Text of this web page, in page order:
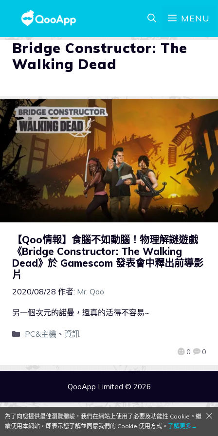
MENU
Bridge Constructor: The
Walking Dead
【Qoo情報】食腦不如動腦！物理解謎遊戲
《Bridge Constructor: The Walking
Dead》於 Gamescom 發表會中釋出前導影
片
2020/08/28 作者: Mr. Qoo
0 0
另一個次元的諾曼，還真的活得不容易~
PC&主機、 資訊
QooApp Limited © 2026
為了向您提供最佳瀏覽體驗，我們在網站上使用了必要及功能性 Cookie。繼
續使用本網站，即表示您了解並同意我們的 Cookie 使用方式。 了解更多→